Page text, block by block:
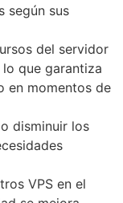
según sus
del servidor
lo que garantiza
en momentos de
disminuir los
VPS en el